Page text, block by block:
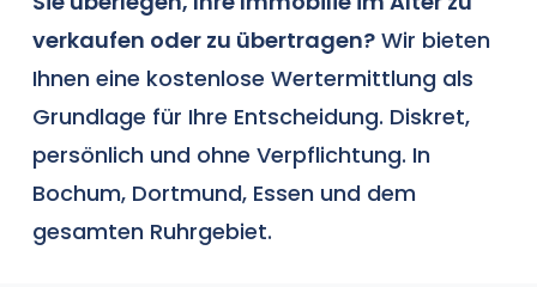
verkaufen oder zu übertragen?Wir bieten
Ihnen eine kostenlose Wertermittlung als
Grundlage für Ihre Entscheidung. Diskret,
persönlich und ohne Verpflichtung. In
Bochum, Dortmund, Essen und dem
gesamten Ruhrgebiet.